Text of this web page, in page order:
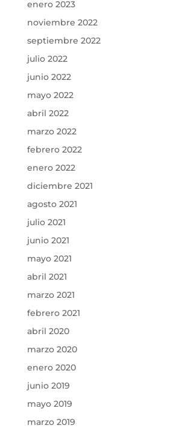
enero 2023
noviembre 2022
septiembre 2022
julio 2022
junio 2022
mayo 2022
abril 2022
marzo 2022
febrero 2022
enero 2022
diciembre 2021
agosto 2021
julio 2021
junio 2021
mayo 2021
abril 2021
marzo 2021
febrero 2021
abril 2020
marzo 2020
enero 2020
junio 2019
mayo 2019
marzo 2019